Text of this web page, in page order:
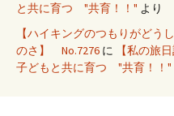
と共に育つ "共育！！" より
【ハイキングのつもりがどう
のさ】 No.7276 に
【私の旅
子どもと共に育つ "共育！！"